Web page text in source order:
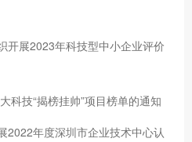
开展2023年科技型中小企业评价
科技“揭榜挂帅”项目榜单的通知
2022年度深圳市企业技术中心认